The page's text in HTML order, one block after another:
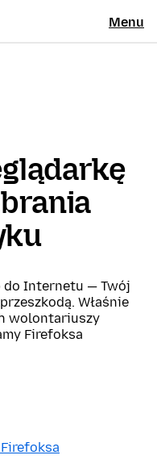
Menu
do Internetu — Twój
Właśnie
wolontariuszy
Firefoksa